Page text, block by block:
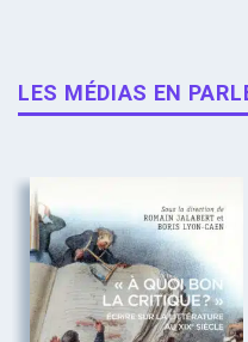
LES MÉDIAS EN